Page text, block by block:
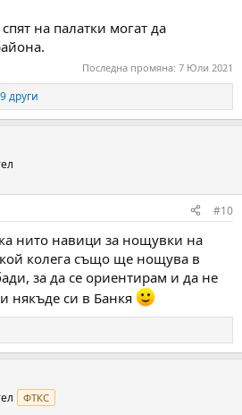
на палатки могат да
Последна промяна: 7 Юли 2021
други
#10
нито навици за нощувки на
колега също ще нощува в
за да се ориентирам и да не
някъде си в Банкя
ФТКС